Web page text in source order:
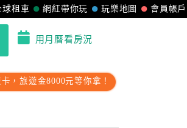
會員帳戶
玩樂地圖
網紅帶你玩
球租車
用月曆看房況
，旅遊金8000元等你拿！